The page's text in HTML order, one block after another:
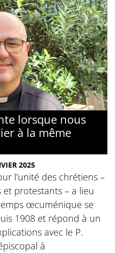
lorsque nous
à la même
2025
l’unité des chrétiens –
protestants – a lieu
œcuménique se
1908 et répond à un
avec le P.
à